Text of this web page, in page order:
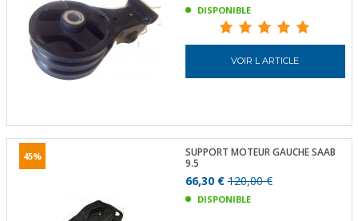
DISPONIBLE
VOIR L ARTICLE
45%
SUPPORT MOTEUR GAUCHE SAAB
9.5
66,30 €120,00 €
DISPONIBLE